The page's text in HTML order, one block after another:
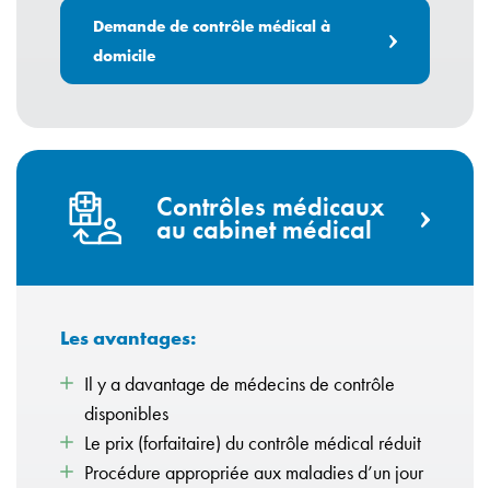
Demande de contrôle médical à
domicile
Contrôles médicaux
au cabinet médical
Les avantages:
Il y a davantage de médecins de contrôle
disponibles
Le prix (forfaitaire) du contrôle médical réduit
Procédure appropriée aux maladies d’un jour